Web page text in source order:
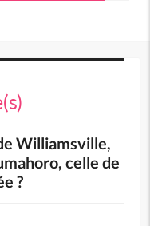
Williamsville,
celle de
?